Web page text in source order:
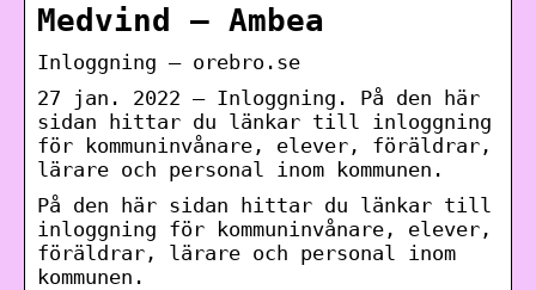
Medvind – Ambea
Inloggning – orebro.se
27 jan. 2022 — Inloggning. På den här
sidan hittar du länkar till inloggning
för kommuninvånare, elever, föräldrar,
lärare och personal inom kommunen.
På den här sidan hittar du länkar till
inloggning för kommuninvånare, elever,
föräldrar, lärare och personal inom
kommunen.